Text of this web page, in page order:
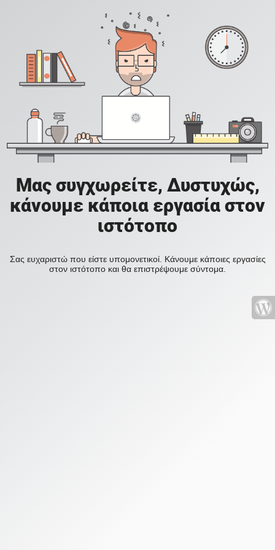
Μας συγχωρείτε, Δυστυχώς,
κάνουμε κάποια εργασία στον
ιστότοπο
Σας ευχαριστώ που είστε υπομονετικοί. Κάνουμε κάποιες εργασίες
στον ιστότοπο και θα επιστρέψουμε σύντομα.